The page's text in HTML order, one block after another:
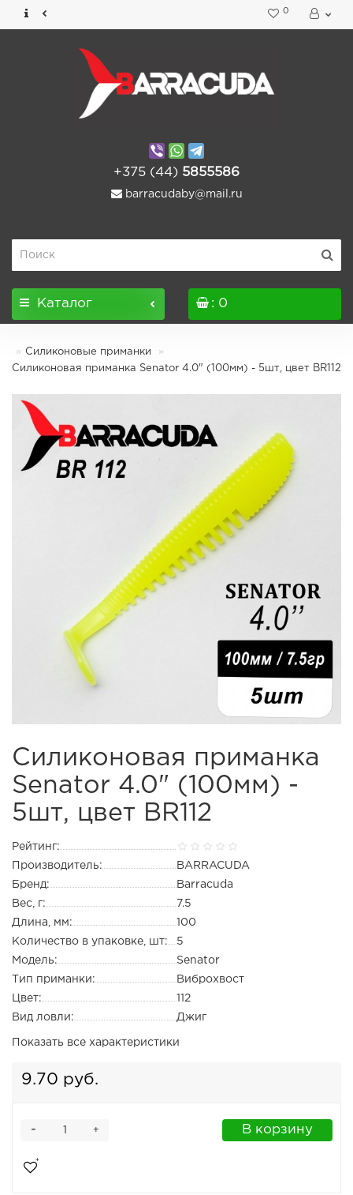
0
+375 (44) 5855586
barracudaby@mail.ru
Каталог : 0
Силиконовые приманки
Силиконовая приманка Senator 4.0" (100мм) - 5шт, цвет BR112
Силиконовая приманка
Senator 4.0" (100мм) -
5шт, цвет BR112
Рейтинг:
Производитель:
BARRACUDA
Бренд:
Barracuda
Вес, г:
7.5
Длина, мм:
100
Количество в упаковке, шт:
5
Модель:
Senator
Тип приманки:
Виброхвост
Цвет:
112
Вид ловли:
Джиг
Показать все характеристики
9.70 руб.
+
- В корзину